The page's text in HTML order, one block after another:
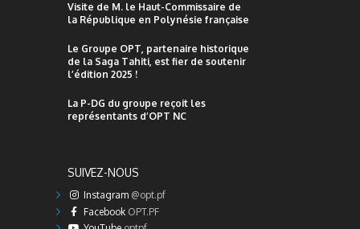
Visite de M. le Haut-Commissaire de
la République en Polynésie française
Le Groupe OPT, partenaire historique
de la Saga Tahiti, est fier de soutenir
l’édition 2025 !
La P-DG du groupe reçoit les
représentants d’OPT NC
SUIVEZ-NOUS
Instagram @opt.pf
Facebook OPT.PF